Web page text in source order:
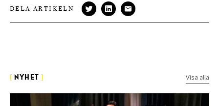
DELA ARTIKELN
NYHET Visa alla